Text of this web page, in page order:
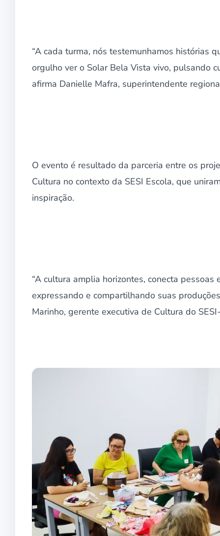
“A cada turma, nós testemunhamos histórias
orgulho ver o Solar Bela Vista vivo, pulsando
afirma Danielle Mafra, superintendente
O evento é resultado da parceria entre os
Cultura no contexto da SESI Escola, que
inspiração.
“A cultura amplia horizontes, conecta
expressando e compartilhando suas
Marinho, gerente executiva de Cultura do